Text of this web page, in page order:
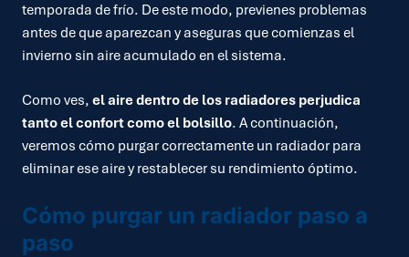
temporada de frío. De este modo, previenes problemas
antes de que aparezcan y aseguras que comienzas el
invierno sin aire acumulado en el sistema.
Como ves, el aire dentro de los radiadores perjudica
tanto el confort como el bolsillo. A continuación,
veremos cómo purgar correctamente un radiador para
eliminar ese aire y restablecer su rendimiento óptimo.
Cómo purgar un radiador paso a
paso